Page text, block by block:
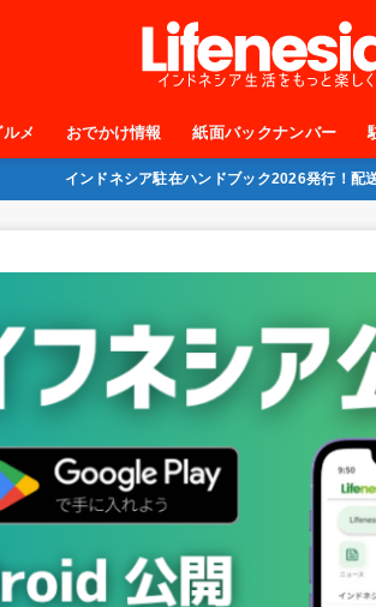
ルメ おでかけ情報 紙面バックナンバー
インドネシア駐在ハンドブック2026発行！配